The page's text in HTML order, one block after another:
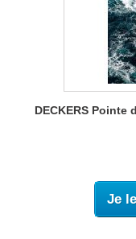
DECKERS Pointe
Je